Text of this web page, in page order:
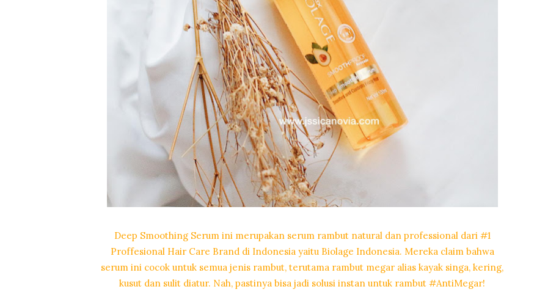
Deep Smoothing Serum ini merupakan serum rambut natural dan professional dari #1
Proffesional Hair Care Brand di Indonesia yaitu Biolage Indonesia. Mereka claim bahwa
serum ini cocok untuk semua jenis rambut, terutama rambut megar alias kayak singa, kering,
kusut dan sulit diatur. Nah, pastinya bisa jadi solusi instan untuk rambut #AntiMegar!